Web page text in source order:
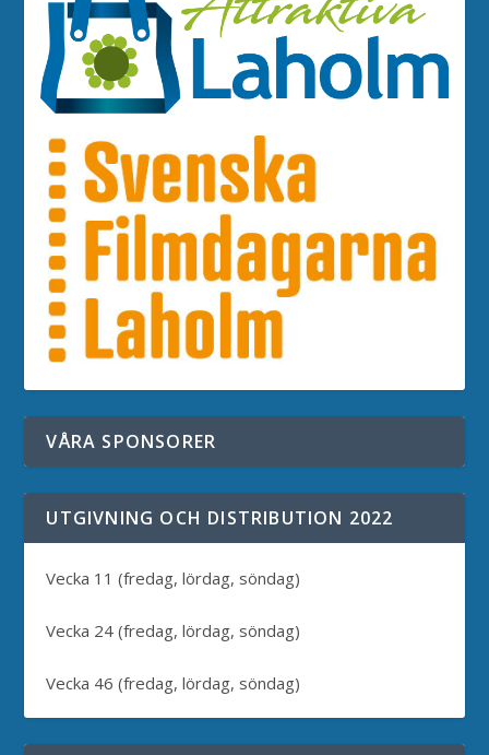
VÅRA SPONSORER
UTGIVNING OCH DISTRIBUTION 2022
Vecka 11 (fredag, lördag, söndag)
Vecka 24 (fredag, lördag, söndag)
Vecka 46 (fredag, lördag, söndag)